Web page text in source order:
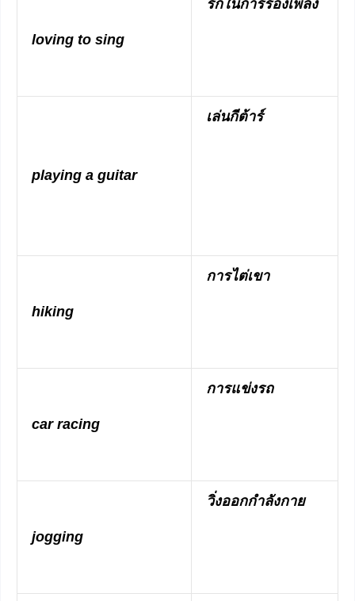
loving to sing
รักในการร้องเพลง
playing a guitar
เล่นกีต้าร์
hiking
การไต่เขา
car racing
การแข่งรถ
jogging
วิ่งออกกำลังกาย